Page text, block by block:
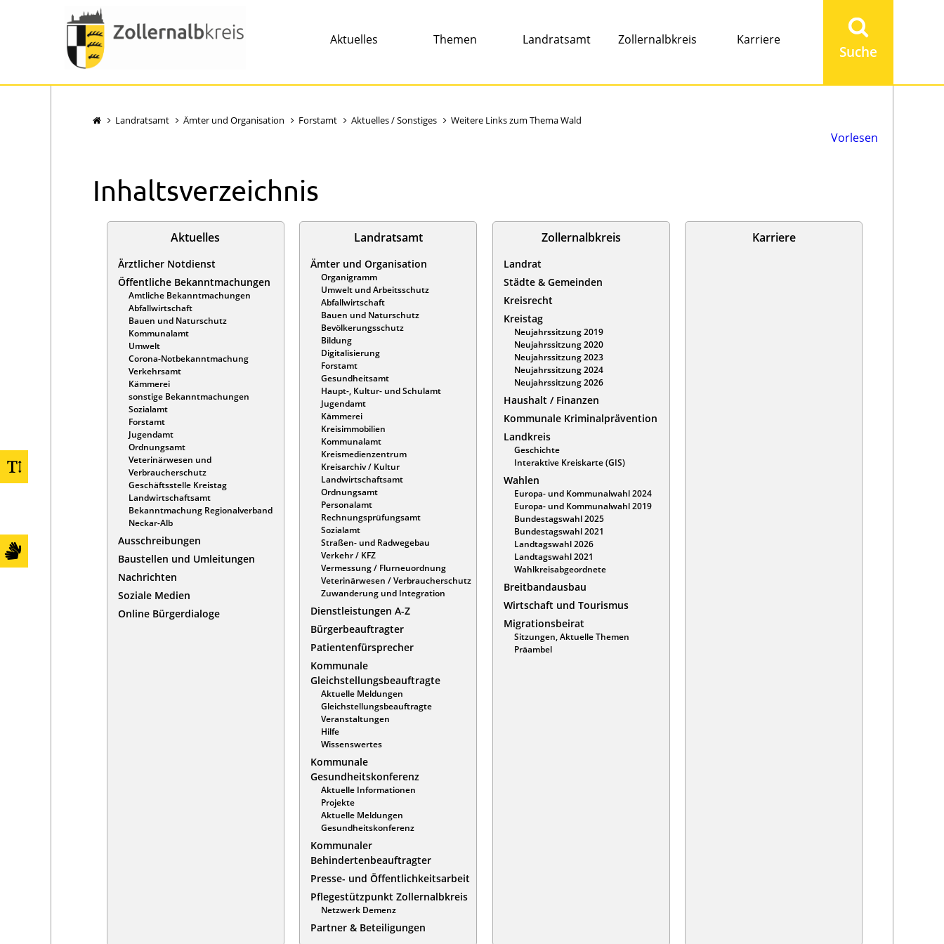
Aktuelles Themen Landratsamt Zollernalbkreis Karriere
eingeben
Landratsamt Ämter und Organisation Forstamt Aktuelles / Sonstiges Weitere Links zum Thema Wald
Vorlesen
Inhaltsverzeichnis
Aktuelles
Ärztlicher Notdienst
Öffentliche Bekanntmachungen
Amtliche Bekanntmachungen
Abfallwirtschaft
Bauen und Naturschutz
Kommunalamt
Umwelt
Corona-Notbekanntmachung
Verkehrsamt
Kämmerei
sonstige Bekanntmachungen
Sozialamt
Forstamt
Jugendamt
Ordnungsamt
Veterinärwesen und
Verbraucherschutz
Geschäftsstelle Kreistag
Landwirtschaftsamt
Bekanntmachung Regionalverband
Neckar-Alb
Ausschreibungen
Baustellen und Umleitungen
Nachrichten
Soziale Medien
Online Bürgerdialoge
Landratsamt
Ämter und Organisation
Organigramm
Umwelt und Arbeitsschutz
Abfallwirtschaft
Bauen und Naturschutz
Bevölkerungsschutz
Bildung
Digitalisierung
Forstamt
Gesundheitsamt
Haupt-, Kultur- und Schulamt
Jugendamt
Kämmerei
Kreisimmobilien
Kommunalamt
Kreismedienzentrum
Kreisarchiv / Kultur
Landwirtschaftsamt
Ordnungsamt
Personalamt
Rechnungsprüfungsamt
Sozialamt
Straßen- und Radwegebau
Verkehr / KFZ
Vermessung / Flurneuordnung
Veterinärwesen / Verbraucherschutz
Zuwanderung und Integration
Dienstleistungen A-Z
Bürgerbeauftragter
Patientenfürsprecher
Kommunale
Gleichstellungsbeauftragte
Aktuelle Meldungen
Gleichstellungsbeauftragte
Veranstaltungen
Hilfe
Wissenswertes
Kommunale
Gesundheitskonferenz
Aktuelle Informationen
Projekte
Aktuelle Meldungen
Gesundheitskonferenz
Kommunaler
Behindertenbeauftragter
Presse- und Öffentlichkeitsarbeit
Pflegestützpunkt Zollernalbkreis
Netzwerk Demenz
Partner & Beteiligungen
Zollernalbkreis
Landrat
Städte & Gemeinden
Kreisrecht
Kreistag
Neujahrssitzung 2019
Neujahrssitzung 2020
Neujahrssitzung 2023
Neujahrssitzung 2024
Neujahrssitzung 2026
Haushalt / Finanzen
Kommunale Kriminalprävention
Landkreis
Geschichte
Interaktive Kreiskarte (GIS)
Wahlen
Europa- und Kommunalwahl 2024
Europa- und Kommunalwahl 2019
Bundestagswahl 2025
Bundestagswahl 2021
Landtagswahl 2026
Landtagswahl 2021
Wahlkreisabgeordnete
Breitbandausbau
Wirtschaft und Tourismus
Migrationsbeirat
Sitzungen, Aktuelle Themen
Präambel
Karriere